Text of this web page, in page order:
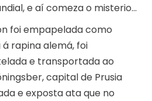
e aí comeza o misterio…
foi empapelada como
rapina alemá, foi
e transportada ao
capital de Prusia
e exposta ata que no